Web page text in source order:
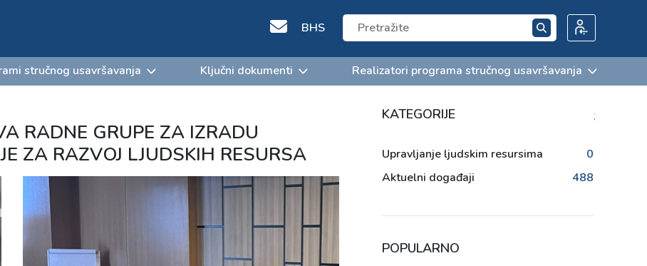
BHS
stručnog usavršavanja Ključni dokumenti Realizatori programa stručnog usavršavanja
RADNE GRUPE ZA IZRADU
ZA RAZVOJ LJUDSKIH RESURSA
KATEGORIJE
Upravljanje ljudskim resursima
0
Aktuelni događaji
488
POPULARNO
;